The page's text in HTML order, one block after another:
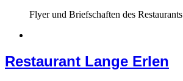
Flyer und Briefschaften des Restaurants
Restaurant Lange Erlen